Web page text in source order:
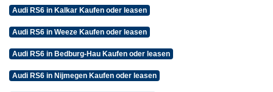
Audi RS6 in Kalkar Kaufen oder leasen
Audi RS6 in Weeze Kaufen oder leasen
Audi RS6 in Bedburg-Hau Kaufen oder leasen
Audi RS6 in Nijmegen Kaufen oder leasen